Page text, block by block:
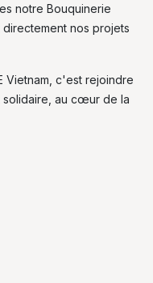
notre Bouquinerie
nos projets
Vietnam, c'est rejoindre
solidaire, au cœur de la